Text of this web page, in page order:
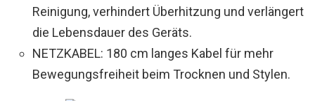
Reinigung, verhindert Überhitzung und verlängert
die Lebensdauer des Geräts.
NETZKABEL: 180 cm langes Kabel für mehr
Bewegungsfreiheit beim Trocknen und Stylen.